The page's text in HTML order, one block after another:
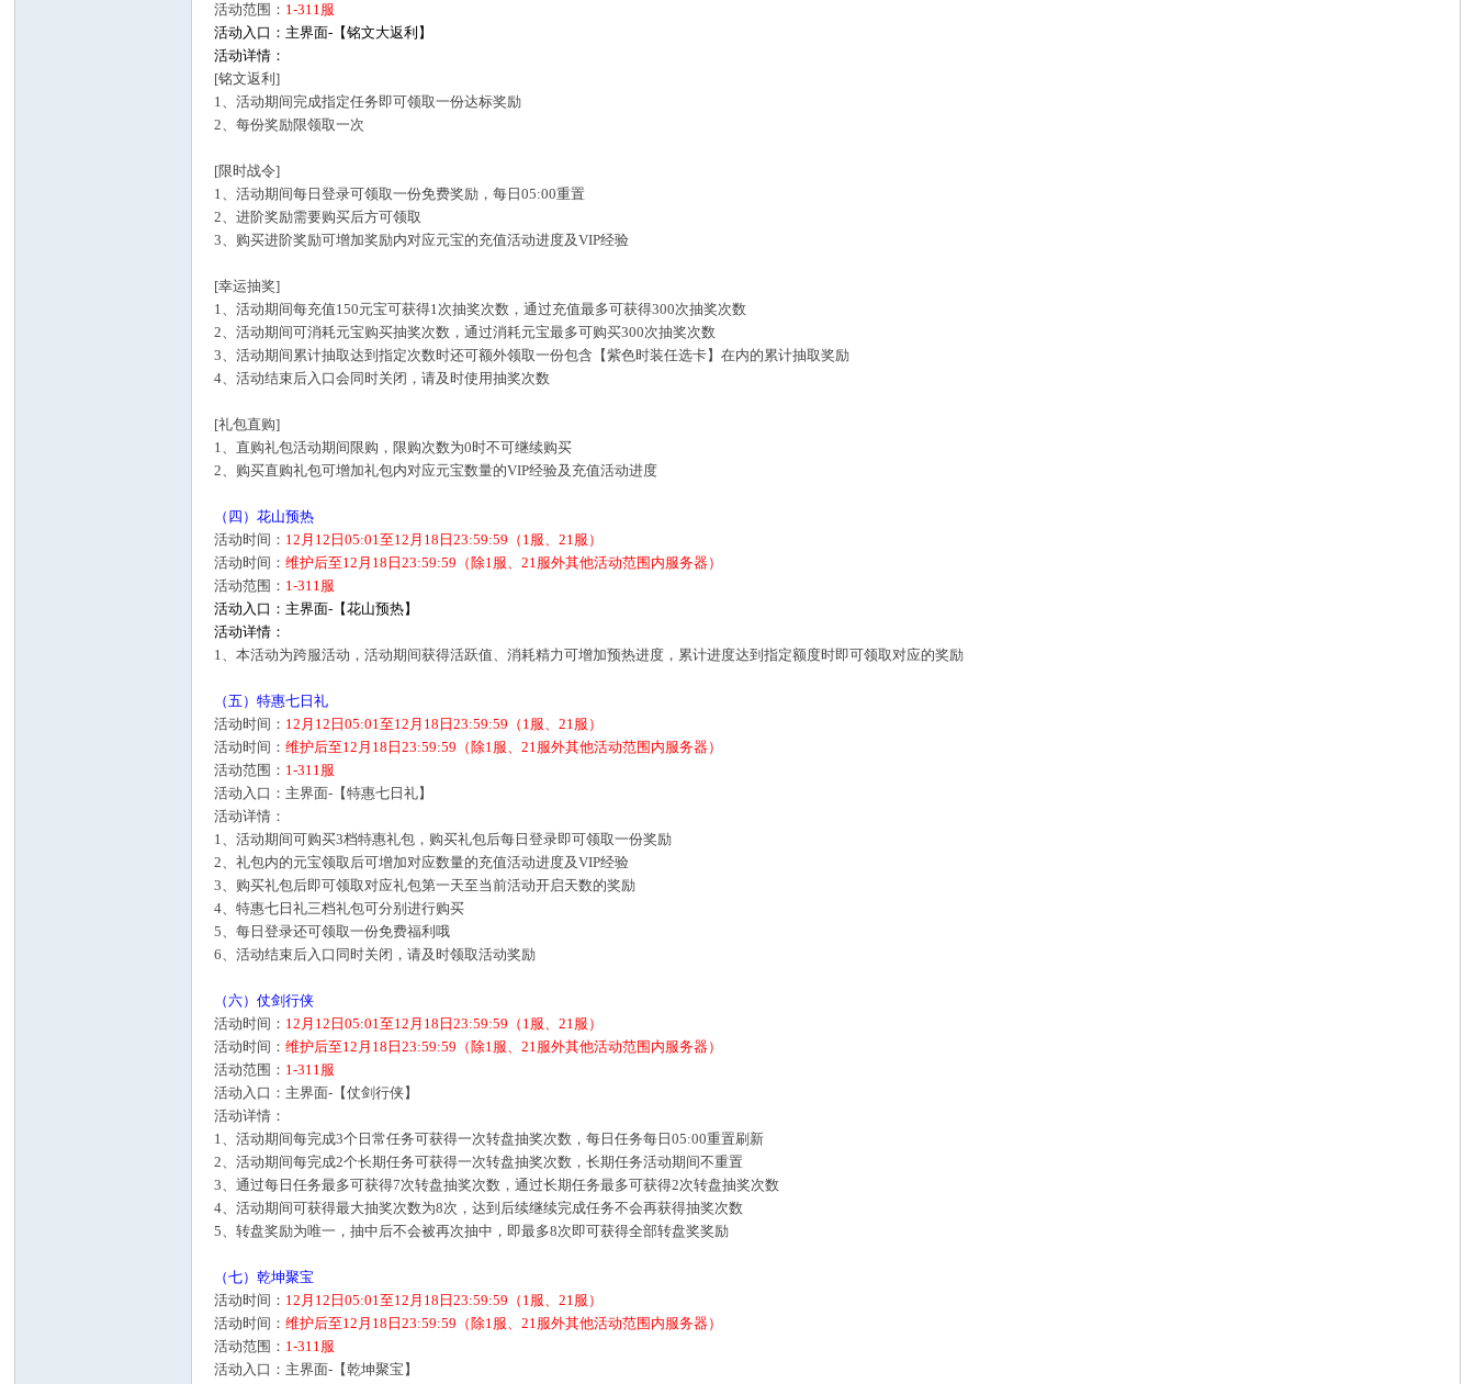
活动范围： 1-311服
活动入口：主界面-【铭文大返利】
活动详情：
[铭文返利]
1、活动期间完成指定任务即可领取一份达标奖励
2、每份奖励限领取一次
[限时战令]
1、活动期间每日登录可领取一份免费奖励，每日05:00重置
2、进阶奖励需要购买后方可领取
3、购买进阶奖励可增加奖励内对应元宝的充值活动进度及VIP经验
[幸运抽奖]
1、活动期间每充值150元宝可获得1次抽奖次数，通过充值最多可获得300次抽奖次数
2、活动期间可消耗元宝购买抽奖次数，通过消耗元宝最多可购买300次抽奖次数
3、活动期间累计抽取达到指定次数时还可额外领取一份包含【紫色时装任选卡】在内的累计抽取奖励
4、活动结束后入口会同时关闭，请及时使用抽奖次数
[礼包直购]
1、直购礼包活动期间限购，限购次数为0时不可继续购买
2、购买直购礼包可增加礼包内对应元宝数量的VIP经验及充值活动进度
（四）花山预热
活动时间： 12月12日05:01至12月18日23:59:59（1服、21服）
活动时间：维护后至12月18日23:59:59（除1服、21服外其他活动范围内服务器）
活动范围： 1-311服
活动入口：主界面-【花山预热】
活动详情：
1、本活动为跨服活动，活动期间获得活跃值、消耗精力可增加预热进度，累计进度达到指定额度时即可领取对应的奖励
（五）特惠七日礼
活动时间： 12月12日05:01至12月18日23:59:59（1服、21服）
活动时间：维护后至12月18日23:59:59（除1服、21服外其他活动范围内服务器）
活动范围： 1-311服
活动入口：主界面-【特惠七日礼】
活动详情：
1、活动期间可购买3档特惠礼包，购买礼包后每日登录即可领取一份奖励
2、礼包内的元宝领取后可增加对应数量的充值活动进度及VIP经验
3、购买礼包后即可领取对应礼包第一天至当前活动开启天数的奖励
4、特惠七日礼三档礼包可分别进行购买
5、每日登录还可领取一份免费福利哦
6、活动结束后入口同时关闭，请及时领取活动奖励
（六）仗剑行侠
活动时间： 12月12日05:01至12月18日23:59:59（1服、21服）
活动时间：维护后至12月18日23:59:59（除1服、21服外其他活动范围内服务器）
活动范围： 1-311服
活动入口：主界面-【仗剑行侠】
活动详情：
1、活动期间每完成3个日常任务可获得一次转盘抽奖次数，每日任务每日05:00重置刷新
2、活动期间每完成2个长期任务可获得一次转盘抽奖次数，长期任务活动期间不重置
3、通过每日任务最多可获得7次转盘抽奖次数，通过长期任务最多可获得2次转盘抽奖次数
4、活动期间可获得最大抽奖次数为8次，达到后续继续完成任务不会再获得抽奖次数
5、转盘奖励为唯一，抽中后不会被再次抽中，即最多8次即可获得全部转盘奖奖励
（七）乾坤聚宝
活动时间： 12月12日05:01至12月18日23:59:59（1服、21服）
活动时间：维护后至12月18日23:59:59（除1服、21服外其他活动范围内服务器）
活动范围： 1-311服
活动入口：主界面-【乾坤聚宝】